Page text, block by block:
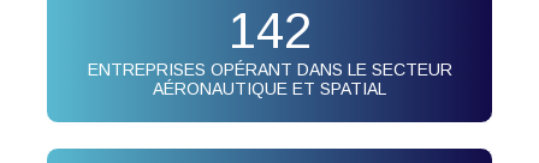
142
ENTREPRISES OPÉRANT DANS LE SECTEUR
AÉRONAUTIQUE ET SPATIAL